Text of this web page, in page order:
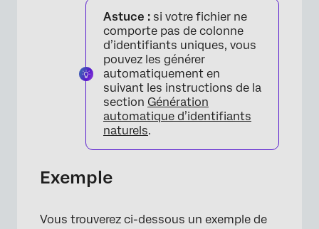
Astuce : si votre fichier ne
comporte pas de colonne
d’identifiants uniques, vous
pouvez les générer
automatiquement en
suivant les instructions de la
section Génération
automatique d’identifiants
naturels.
Exemple
Vous trouverez ci-dessous un exemple de